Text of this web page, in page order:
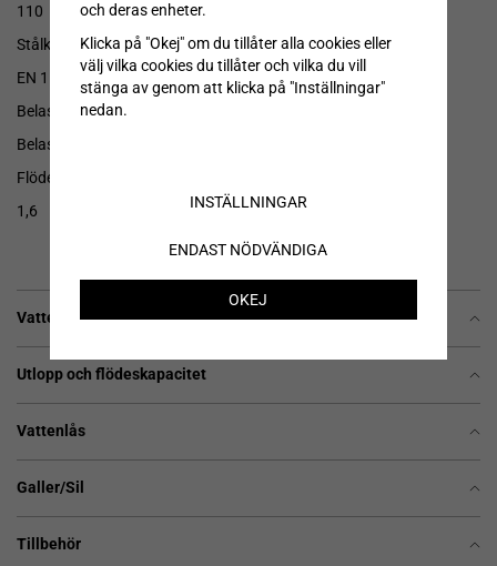
Vattengång, totalhöjd, överdelsdjup och fall mot utlopp
Utlopp och flödeskapacitet
Vattenlås
Galler/Sil
Tillbehör
110
Stålkvalitet:
EN 1.4404 Syrafast Rostfritt stål
Belastningsklass:
Belastningsklass L15. Max last utan brott 1500 kg.
Flödeskapacitet (l/s):
1,6
och deras enheter.
Klicka på "Okej" om du tillåter alla cookies eller
välj vilka cookies du tillåter och vilka du vill
stänga av genom att klicka på "Inställningar"
nedan.
INSTÄLLNINGAR
ENDAST NÖDVÄNDIGA
OKEJ